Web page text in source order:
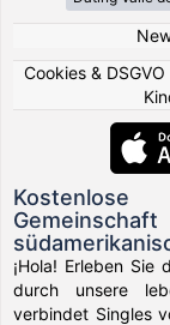
Cookies & DSGVO
¡Hola! Erleben Sie
durch unsere
verbindet Singles